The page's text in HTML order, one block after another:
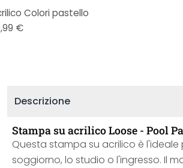
Colori pastello
€
Descrizione
Stampa su acrilico Loose - Pool
Questa stampa su acrilico è l'ideale
soggiorno, lo studio o l'ingresso. Il